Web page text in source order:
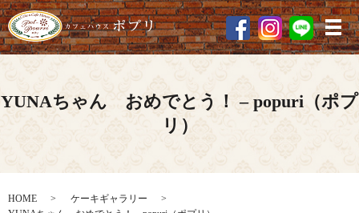
メ
YUNAちゃん おめでとう！ – popuri（ポプ
リ）
HOME
ケーキギャラリー